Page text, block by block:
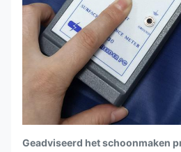
Geadviseerd het schoonmaken